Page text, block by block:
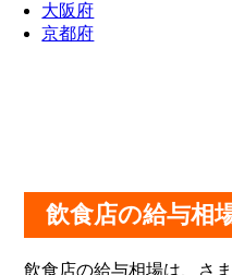
大阪府
京都府
飲食店の給与相
飲食店の給与相場は、さ